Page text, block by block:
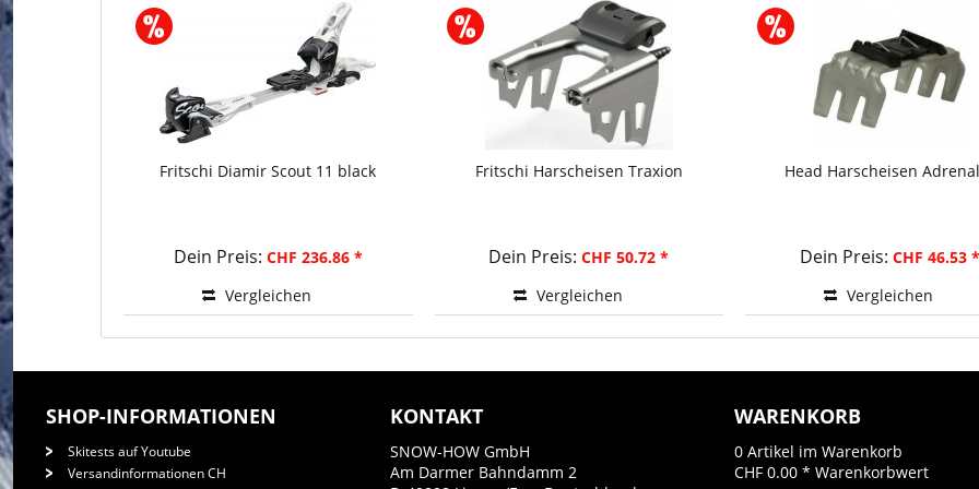
Fritschi Diamir Scout 11 black
Dein Preis: CHF 236.86 *
Vergleichen
Fritschi Harscheisen Traxion
Dein Preis: CHF 50.72 *
Vergleichen
Head Harscheisen
Dein Preis: CHF 46.53 *
Vergleichen
SHOP-INFORMATIONEN
Skitests auf Youtube
Versandinformationen CH
KONTAKT
SNOW-HOW GmbH
Am Darmer Bahndamm 2
WARENKORB
0 Artikel im Warenkorb
CHF 0.00 * Warenkorbwert